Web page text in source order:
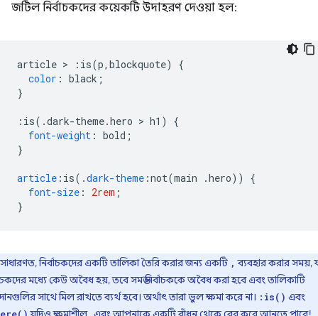
জটিল নির্বাচকদের কয়েকটি উদাহরণ দেওয়া হল:
article > : is(p, blockquote)
{
color : black ;
}
: is(.dark-theme.hero > h1 )
{
font-weight : bold ;
}
article : is(.dark-theme :not(main .hero))
{
font-size : 2rem ;
}
সাধারণত, নির্বাচকদের একটি তালিকা তৈরি করার জন্য একটি , ব্যবহার করার সময়,
মধ্যে কেউ অবৈধ হয়, তবে সমস্ত নির্বাচককে অবৈধ করা হবে এবং তালিকাটি
সাথে মিল রাখতে ব্যর্থ হবে। অর্থাৎ তারা ভুল ক্ষমা করে না। :is() এবং